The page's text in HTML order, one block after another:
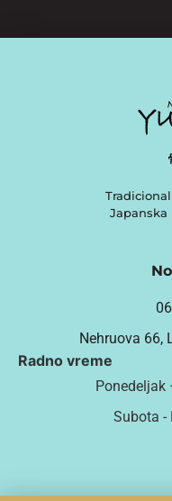
Japanska
Nehruova 66,
Radno vreme
Ponedeljak
Subota -